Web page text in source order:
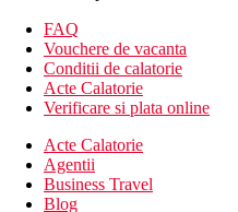
Descrierea hotelului
Hotelul ofera:
hol de intrare cu
restaurant principal
2 restaurante cu
WiFi gratuit
2 piscine (sezlonguri,
piscina interioara
FAQ
Vouchere de vacanta
Conditii de calatorie
Acte Calatorie
Verificare si plata online
Acte Calatorie
Agentii
Business Travel
Blog